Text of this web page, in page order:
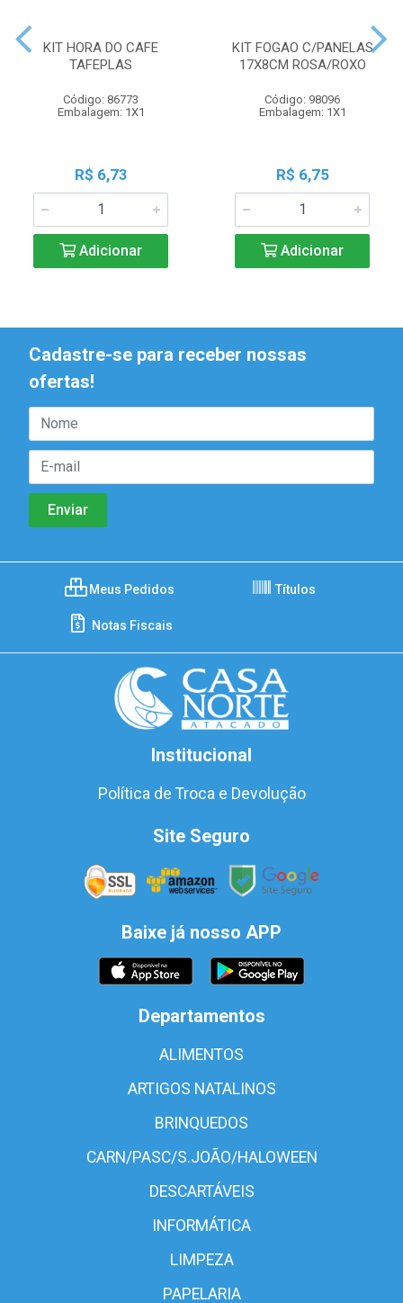
KIT HORA DO CAFE
TAFEPLAS
Código: 86773
Embalagem: 1X1
R$ 6,73
Adicionar
KIT FOGAO C/PANELAS
17X8CM ROSA/ROXO
Código: 98096
Embalagem: 1X1
R$ 6,75
Adicionar
Cadastre-se para receber nossas
ofertas!
Meus Pedidos Títulos
Notas Fiscais
Institucional
Política de Troca e Devolução
Site Seguro
Baixe já nosso APP
Departamentos
ALIMENTOS
ARTIGOS NATALINOS
BRINQUEDOS
CARN/PASC/S.JOÃO/HALOWEEN
DESCARTÁVEIS
INFORMÁTICA
LIMPEZA
PAPELARIA